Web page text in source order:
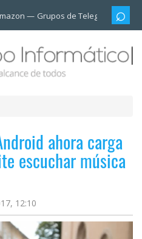
Grupos de Telegram
ahora carga
escuchar música
12:10